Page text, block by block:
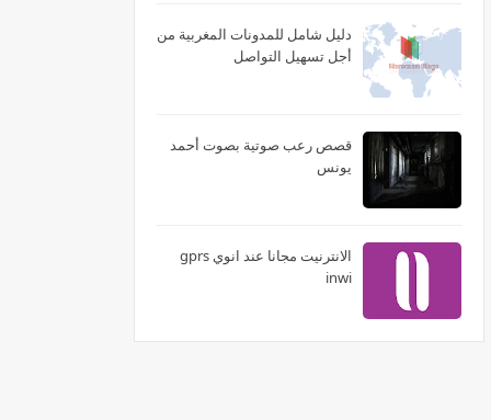
دليل شامل للمدونات المغربية من
أجل تسهيل التواصل
قصص رعب صوتية بصوت أحمد
يونس
الانترنيت مجانا عند انوي gprs
inwi